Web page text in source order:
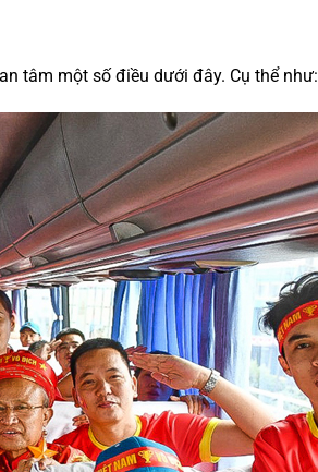
tâm một số điều dưới đây. Cụ thể như: